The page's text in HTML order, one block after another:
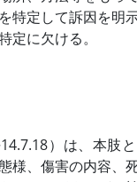
特定して訴因を明
定に欠ける。
）は、本肢
様、傷害の内容、